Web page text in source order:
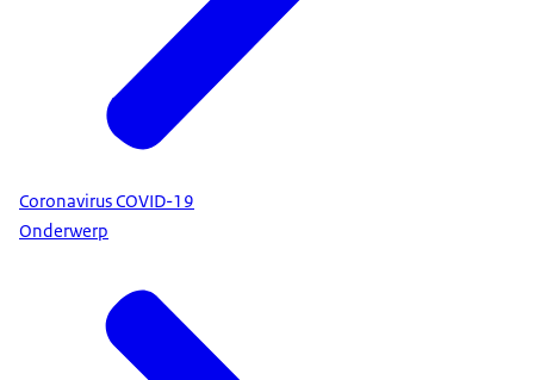
Coronavirus COVID-19
Onderwerp